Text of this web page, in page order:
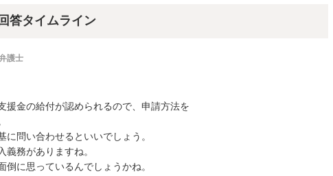
答タイムライン
護士
援金の給付が認められるので、申請方法を
に問い合わせるといいでしょう。
義務がありますね。
倒に思っているんでしょうかね。